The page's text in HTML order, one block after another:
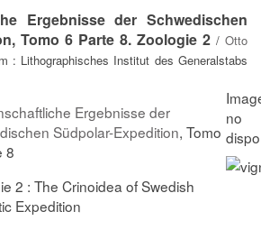
Ergebnisse der Schwedischen
Tomo 6 Parte 8. Zoologie 2 / Otto
: Lithographisches Institut des Generalstabs
Ergebnisse der
Südpolar-Expedition, Tomo
8
2 : The Crinoidea of Swedish
Expedition